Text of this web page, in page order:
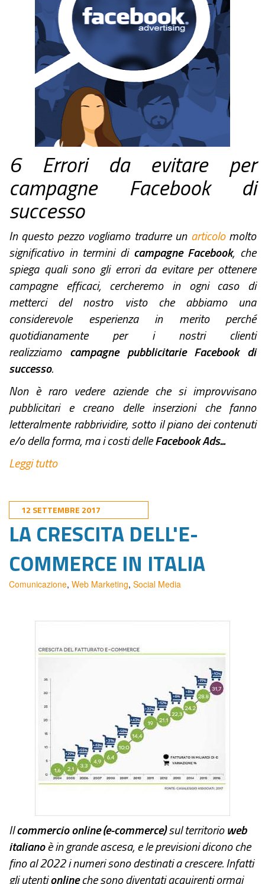
6 Errori da evitare per
campagne Facebook di
successo
In questo pezzo vogliamo tradurre un articolomolto
significativo in termini di campagne Facebook, che
spiega quali sono gli errori da evitare per ottenere
campagne efficaci, cercheremo in ogni caso di
metterci del nostro visto che abbiamo una
considerevole esperienza in merito perché
quotidianamente per i nostri clienti
realizziamo campagne pubblicitarie Facebook di
successo.
Non è raro vedere aziende che si improvvisano
pubblicitari e creano delle inserzioni che fanno
letteralmente rabbrividire, sotto il piano dei contenuti
e/o della forma, ma i costi delleFacebook Ads...
Leggi tutto
12 SETTEMBRE 2017
LA CRESCITA DELL'E-
COMMERCE IN ITALIA
Comunicazione, Web Marketing, Social Media
Ilcommercio online (e-commerce)sul territorioweb
italianoè in grande ascesa, e le previsioni dicono che
fino al 2022 i numeri sono destinati a crescere. Infatti
gli utentionlineche sono diventati acquirenti ormai